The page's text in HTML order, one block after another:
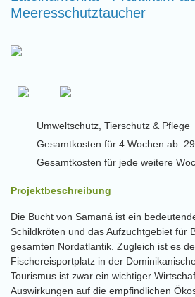
Meeresschutztaucher
Umweltschutz, Tierschutz & Pflege
Gesamtkosten für 4 Wochen ab:
Gesamtkosten für jede weitere
Projektbeschreibung
Die Bucht von Samaná ist ein
Schildkröten und das Aufzuchtgebiet für
gesamten Nordatlantik. Zugleich ist es
Fischereisportplatz in der
Tourismus ist zwar ein wichtiger
Auswirkungen auf die empfindlichen